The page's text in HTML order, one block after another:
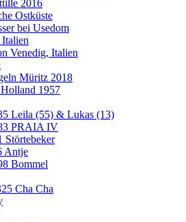
2016
Ostküste
bei Usedom
Italien
Venedig, Italien
Müritz 2018
1957
Leila (55) & Lukas (13)
PRAIA IV
Störtebeker
Antje
Bommel
Cha Cha